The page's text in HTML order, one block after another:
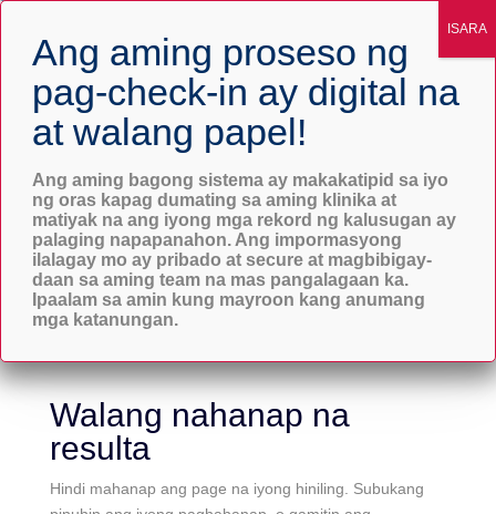
Mga Serbisyo sa Krisis
Magsimula Ngayon
Walang nahanap na
resulta
Hindi mahanap ang page na iyong hiniling. Subukang
Ang aming bagong sistema ay makakatipid sa iyo
ng oras kapag dumating sa aming klinika at
matiyak na ang iyong mga rekord ng kalusugan ay
palaging napapanahon. Ang impormasyong
ilalagay mo ay pribado at secure at magbibigay-
daan sa aming team na mas pangalagaan ka.
Ipaalam sa amin kung mayroon kang anumang
mga katanungan.